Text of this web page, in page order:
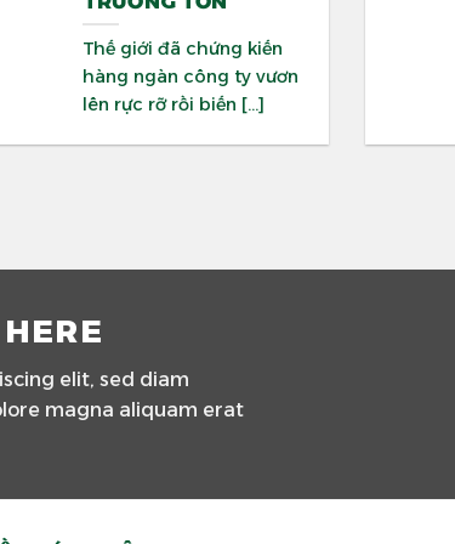
Thế giới đã chứng kiến
hàng ngàn công ty vươn
lên rực rỡ rồi biến [...]
elit, sed diam
magna aliquam erat